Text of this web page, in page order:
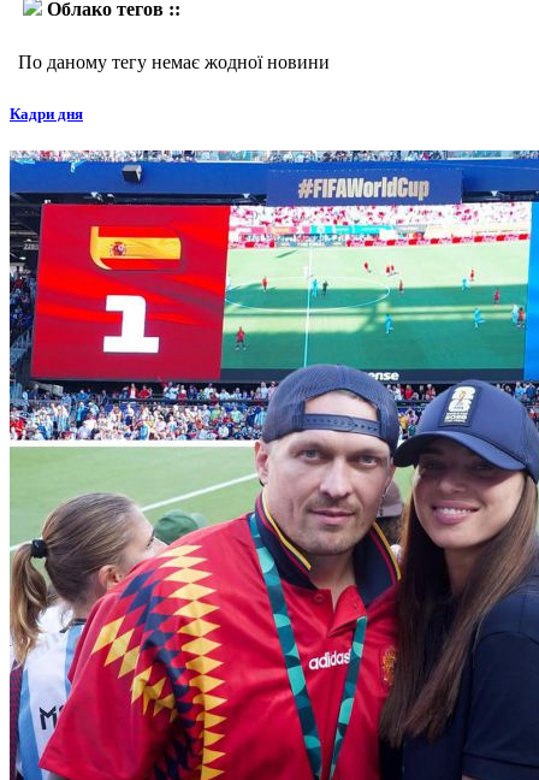
Облако тегов ::
По даному тегу немає жодної новини
Кадри дня